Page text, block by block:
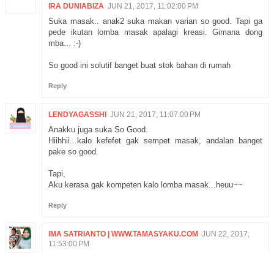
IRA DUNIABIZA JUN 21, 2017, 11:02:00 PM
Suka masak.. anak2 suka makan varian so good. Tapi ga
pede ikutan lomba masak apalagi kreasi. Gimana dong
mba... :-)
So good ini solutif banget buat stok bahan di rumah
Reply
LENDYAGASSHI JUN 21, 2017, 11:07:00 PM
Anakku juga suka So Good.
Hiihhii...kalo kefefet gak sempet masak, andalan banget
pake so good.
Tapi,
Aku kerasa gak kompeten kalo lomba masak...heuu~~
Reply
IMA SATRIANTO | WWW.TAMASYAKU.COM JUN 22, 2017,
11:53:00 PM